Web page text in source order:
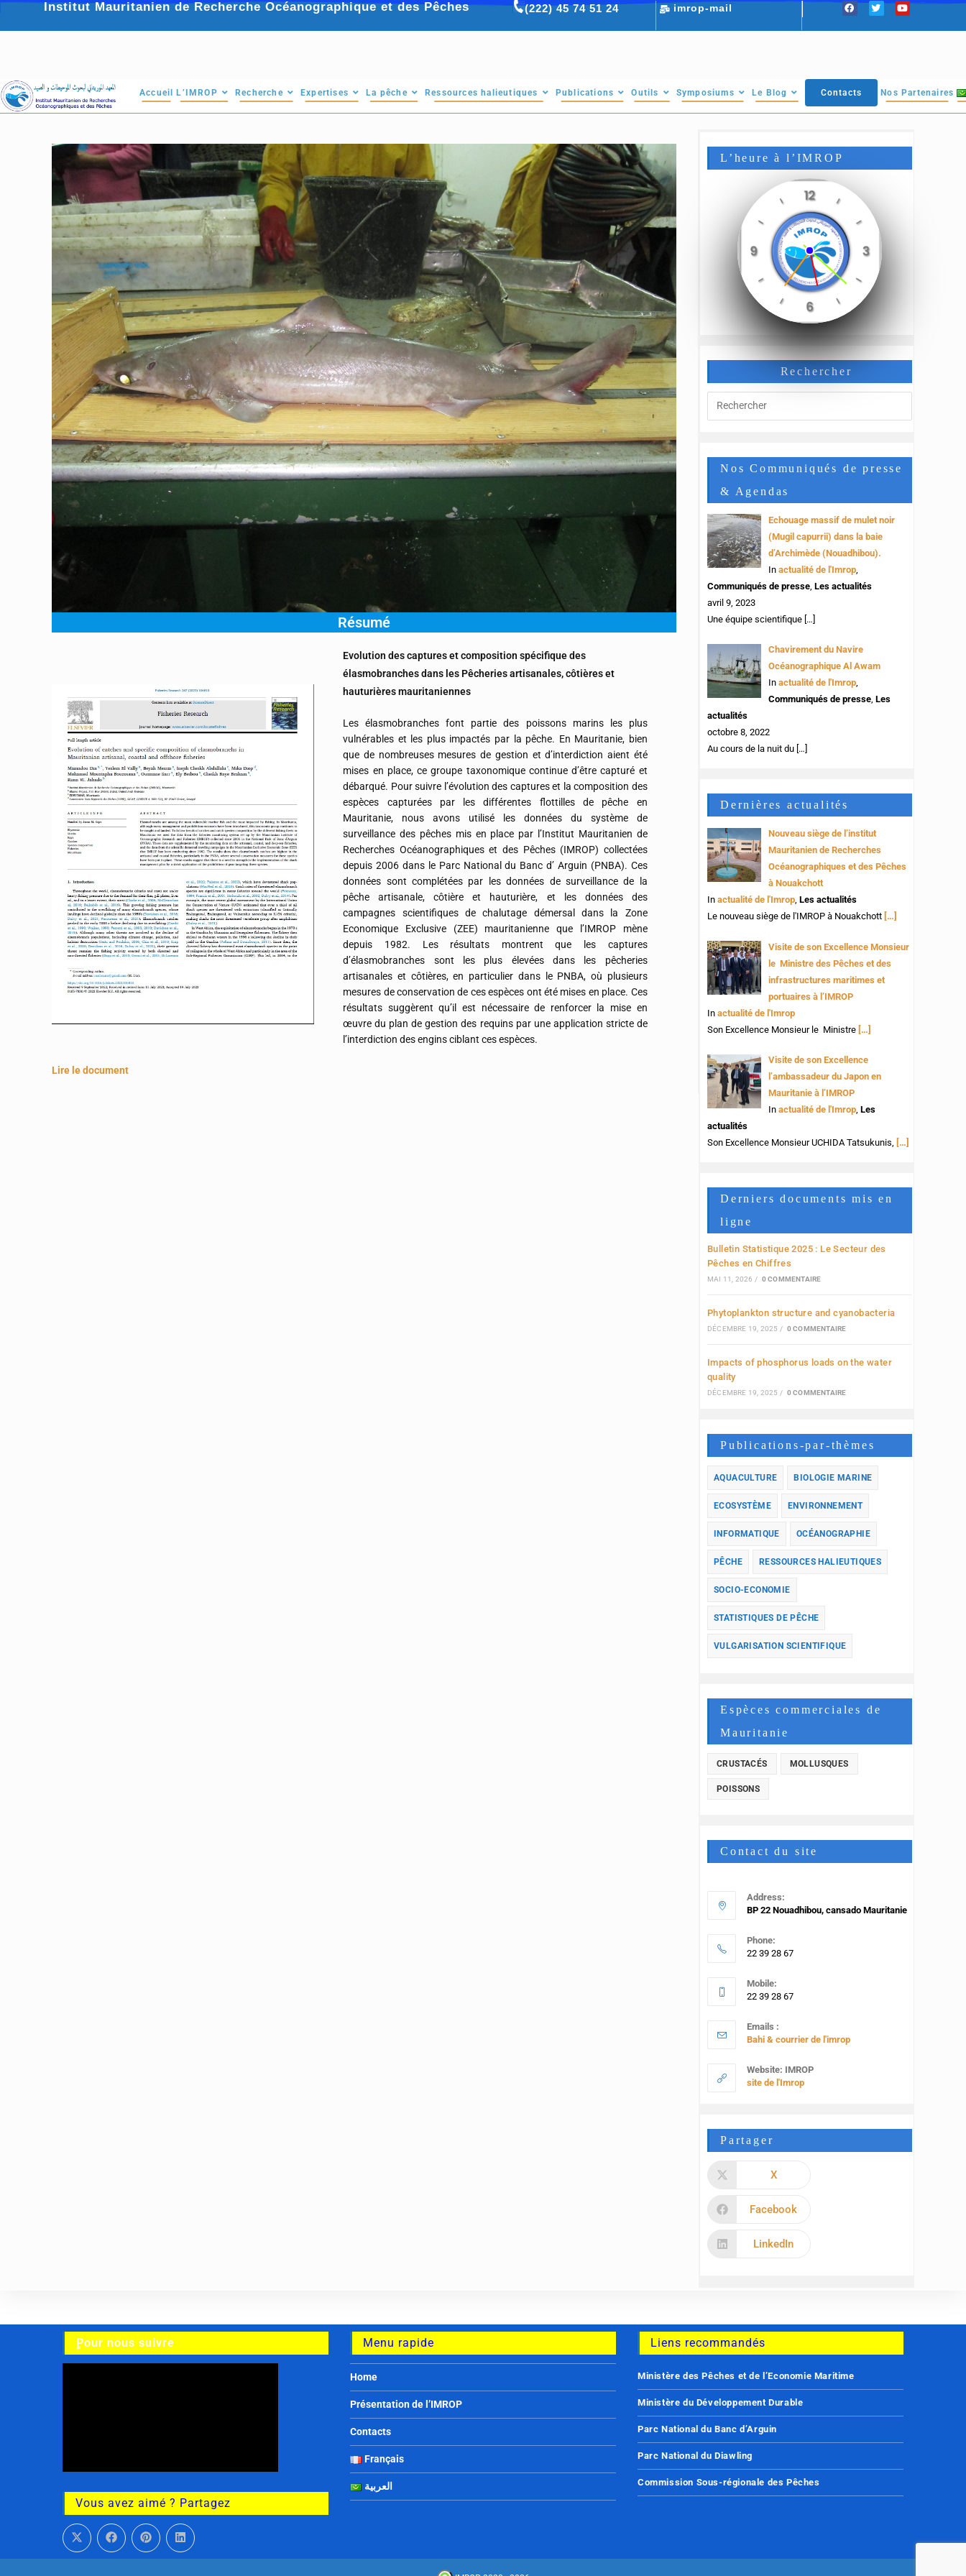
Institut Mauritanien de Recherche Océanographique et des Pêches (222) 45 74 51 24 imrop-mail
Accueil L’IMROP Recherche Expertises La pêche Ressources halieutiques Publications Outils Symposiums Le Blog Contacts Nos Partenaires
Résumé
Evolution des captures et composition spécifique des
élasmobranches dans les Pêcheries artisanales, côtières et
hauturières mauritaniennes
Les élasmobranches font partie des poissons marins les plus
vulnérables et les plus impactés par la pêche. En Mauritanie, bien
que de nombreuses mesures de gestion et d’interdiction aient été
mises en place, ce groupe taxonomique continue d’être capturé et
débarqué. Pour suivre l’évolution des captures et la composition des
espèces capturées par les différentes flottilles de pêche en
Mauritanie, nous avons utilisé les données du système de
surveillance des pêches mis en place par l’Institut Mauritanien de
Recherches Océanographiques et des Pêches (IMROP) collectées
depuis 2006 dans le Parc National du Banc d’ Arguin (PNBA). Ces
données sont complétées par les données de surveillance de la
pêche artisanale, côtière et hauturière, et les données des
campagnes scientifiques de chalutage démersal dans la Zone
Economique Exclusive (ZEE) mauritanienne que l’IMROP mène
depuis 1982. Les résultats montrent que les captures
d’élasmobranches sont les plus élevées dans les pêcheries
artisanales et côtières, en particulier dans le PNBA, où plusieurs
mesures de conservation de ces espèces ont été mises en place. Ces
résultats suggèrent qu’il est nécessaire de renforcer la mise en
œuvre du plan de gestion des requins par une application stricte de
l’interdiction des engins ciblant ces espèces.
Lire le document
L’heure à l’IMROP
Rechercher
Nos Communiqués de presse
& Agendas
Echouage massif de mulet noir
(Mugil capurrii) dans la baie
d’Archimède (Nouadhibou).
In actualité de l'Imrop,
Communiqués de presse Les actualités
avril 9, 2023
Une équipe scientifique […]
Chavirement du Navire
Océanographique Al Awam
In actualité de l'Imrop,
Communiqués de presse, Les
actualités
octobre 8, 2022
Au cours de la nuit du […]
Dernières actualités
Nouveau siège de l’institut
Mauritanien de Recherches
Océanographiques et des Pêches
à Nouakchott
In actualité de l'Imrop, Les actualités
Le nouveau siège de l'IMROP à Nouakchott […]
Visite de son Excellence Monsieur
le Ministre des Pêches et des
infrastructures maritimes et
portuaires à l’IMROP
In actualité de l'Imrop
Son Excellence Monsieur le Ministre […]
Visite de son Excellence
l’ambassadeur du Japon en
Mauritanie à l’IMROP
In actualité de l'Imrop, Les
actualités
Son Excellence Monsieur UCHIDA Tatsukunis, […]
Derniers documents mis en
ligne
Bulletin Statistique 2025 : Le Secteur des
Pêches en Chiffres
MAI 11, 2026 / 0 COMMENTAIRE
Phytoplankton structure and cyanobacteria
DÉCEMBRE 19, 2025 / 0 COMMENTAIRE
Impacts of phosphorus loads on the water
quality
DÉCEMBRE 19, 2025 / 0 COMMENTAIRE
Publications-par-thèmes
AQUACULTURE BIOLOGIE MARINE
ECOSYSTÈME ENVIRONNEMENT
INFORMATIQUE OCÉANOGRAPHIE
PÊCHE RESSOURCES HALIEUTIQUES
SOCIO-ECONOMIE
STATISTIQUES DE PÊCHE
VULGARISATION SCIENTIFIQUE
Espèces commerciales de
Mauritanie
CRUSTACÉS MOLLUSQUES
POISSONS
Contact du site
Address:
BP 22 Nouadhibou, cansado Mauritanie
Phone:
22 39 28 67
Mobile:
22 39 28 67
Emails :
Bahi & courrier de l'imrop
Website: IMROP
site de l'Imrop
Partager
X
Facebook
LinkedIn
ٍPour nous suivre
Vous avez aimé ? Partagez
Menu rapide
Home
Présentation de l’IMROP
Contacts
Français
العربية
Liens recommandés
Ministère des Pêches et de l’Economie Maritime
Ministère du Développement Durable
Parc National du Banc d’Arguin
Parc National du Diawling
Commission Sous-régionale des Pêches